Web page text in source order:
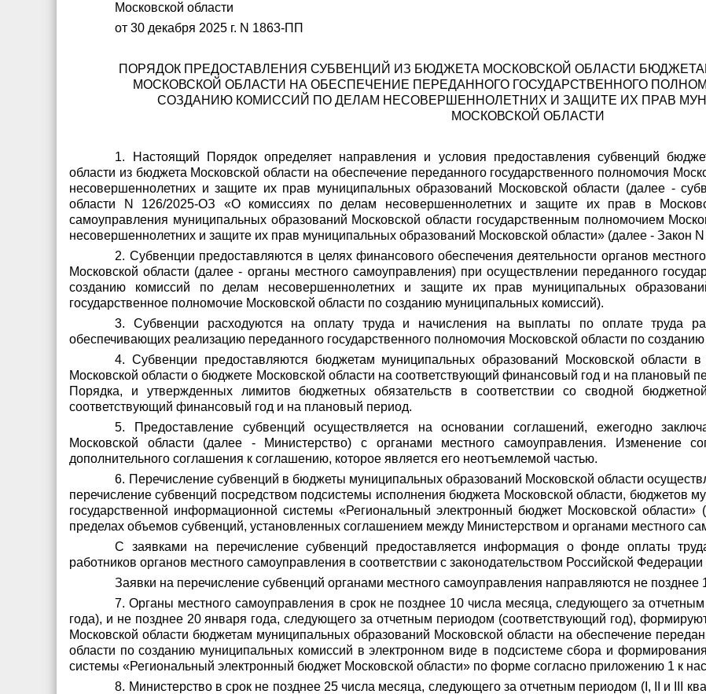
Московской области
от 30 декабря 2025 г. N 1863-ПП
ПОРЯДОК ПРЕДОСТАВЛЕНИЯ СУБВЕНЦИЙ ИЗ БЮДЖЕТА МОСКОВСКОЙ ОБЛАСТИ
МОСКОВСКОЙ ОБЛАСТИ НА ОБЕСПЕЧЕНИЕ ПЕРЕДАННОГО ГОСУДАРСТВЕННОГО
СОЗДАНИЮ КОМИССИЙ ПО ДЕЛАМ НЕСОВЕРШЕННОЛЕТНИХ И ЗАЩИТЕ ИХ ПРАВ
МОСКОВСКОЙ ОБЛАСТИ
1. Настоящий Порядок определяет направления и условия предоставления субвенций
области из бюджета Московской области на обеспечение переданного государственного полномочия
несовершеннолетних и защите их прав муниципальных образований Московской области (далее -
области N 126/2025-ОЗ «О комиссиях по делам несовершеннолетних и защите их прав в
самоуправления муниципальных образований Московской области государственным полномочием
несовершеннолетних и защите их прав муниципальных образований Московской области» (далее - Закон
2. Субвенции предоставляются в целях финансового обеспечения деятельности органов
Московской области (далее - органы местного самоуправления) при осуществлении переданного
созданию комиссий по делам несовершеннолетних и защите их прав муниципальных
государственное полномочие Московской области по созданию муниципальных комиссий).
3. Субвенции расходуются на оплату труда и начисления на выплаты по оплате труда
обеспечивающих реализацию переданного государственного полномочия Московской области по
4. Субвенции предоставляются бюджетам муниципальных образований Московской области
Московской области о бюджете Московской области на соответствующий финансовый год и на плановый
Порядка, и утвержденных лимитов бюджетных обязательств в соответствии со сводной
соответствующий финансовый год и на плановый период.
5. Предоставление субвенций осуществляется на основании соглашений, ежегодно
Московской области (далее - Министерство) с органами местного самоуправления. Изменение
дополнительного соглашения к соглашению, которое является его неотъемлемой частью.
6. Перечисление субвенций в бюджеты муниципальных образований Московской области
перечисление субвенций посредством подсистемы исполнения бюджета Московской области, бюджетов
государственной информационной системы «Региональный электронный бюджет Московской
пределах объемов субвенций, установленных соглашением между Министерством и органами местного
С заявками на перечисление субвенций предоставляется информация о фонде оплаты
работников органов местного самоуправления в соответствии с законодательством Российской
Заявки на перечисление субвенций органами местного самоуправления направляются не позднее
7. Органы местного самоуправления в срок не позднее 10 числа месяца, следующего за
года), и не позднее 20 января года, следующего за отчетным периодом (соответствующий год),
Московской области бюджетам муниципальных образований Московской области на обеспечение
области по созданию муниципальных комиссий в электронном виде в подсистеме сбора и
системы «Региональный электронный бюджет Московской области» по форме согласно приложению 1 к
8. Министерство в срок не позднее 25 числа месяца, следующего за отчетным периодом (I, II и III